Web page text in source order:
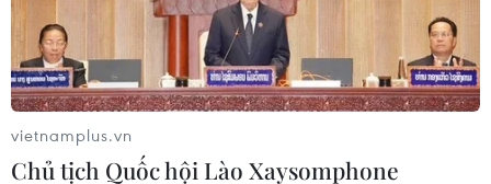
Tại châu Âu, ba nước Anh, Nga và Pháp đã ghi
nhận hơn 7 triệu ca nhiễm, đứng đầu khu vực.
Các nước đã có hơn 4,2 triệu ca nhiễm gồm Tây
Ban Nha, Italy và Đức.
Ngày 29/9, Đức ghi nhận những dấu hiệu dịch
vietnamplus.vn
Chủ tịch Quốc hội Lào Xaysomphone